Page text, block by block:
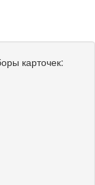
карточек: